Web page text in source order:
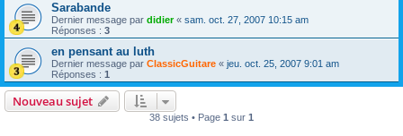
Sarabande
Dernier message par didier« sam. oct. 27, 2007 10:15 am
Réponses : 3
en pensant au luth
Dernier message par ClassicGuitare « jeu. oct. 25, 2007 9:01 am
Réponses : 1
Nouveau sujet
38 sujets • Page 1 sur 1